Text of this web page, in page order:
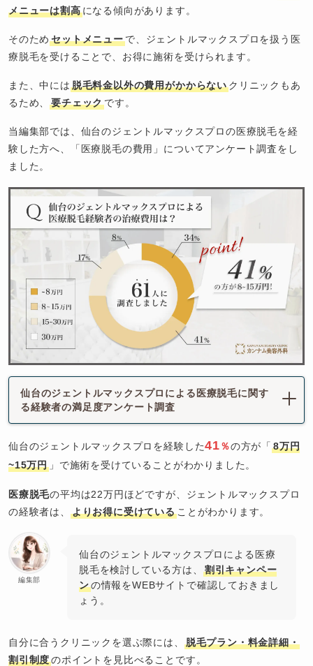
メニューは割高になる傾向があります。
そのためセットメニューで、ジェントルマックスプロを扱う医
療脱毛を受けることで、お得に施術を受けられます。
また、中には 脱毛料金以外の費用がかからないクリニックもあ
るため、要チェックです。
当編集部では、仙台のジェントルマックスプロの医療脱毛を経
験した方へ、「医療脱毛の費用」についてアンケート調査をし
ました。
仙台のジェントルマックスプロによる医療脱毛に関す
る経験者の満足度アンケート調査
仙台のジェントルマックスプロを経験した41％の方が「 8万円
~15万円 」で施術を受けていることがわかりました。
医療脱毛の平均は22万円ほどですが、ジェントルマックスプロ
の経験者は、
よりお得に受けていることがわかります。
編集部
仙台のジェントルマックスプロによる医療
脱毛を検討している方は、
割引キャンペー
ンの情報をWEBサイトで確認しておきまし
ょう。
自分に合うクリニックを選ぶ際には、
脱毛プラン・料金詳細・
割引制度のポイントを見比べることです。